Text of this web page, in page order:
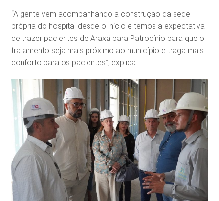
“A gente vem acompanhando a construção da sede
própria do hospital desde o início e temos a expectativa
de trazer pacientes de Araxá para Patrocínio para que o
tratamento seja mais próximo ao município e traga mais
conforto para os pacientes”, explica.